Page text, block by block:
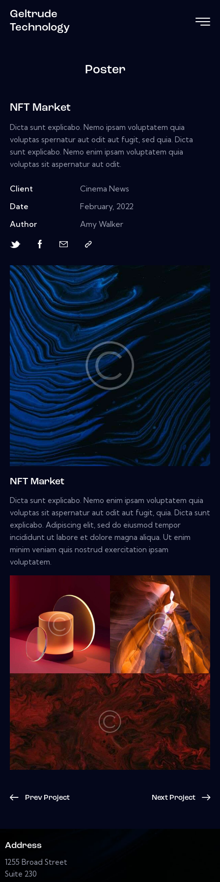
Geltrude
Technology
Poster
NFT Market
Dicta sunt explicabo. Nemo enim ipsam voluptatem quia
voluptas sit aspernatur aut odit aut fugit, quia. Dicta sunt
explicabo. Adipiscing elit, sed do eiusmod tempor
incididunt ut labore et dolore magna aliqua. Ut enim
minim veniam quis nostrud exercitation ipsam
voluptatem.
NFT Market
Dicta sunt explicabo. Nemo ipsam voluptatem quia
voluptas spernatur aut odit aut fugit, sed quia. Dicta
sunt explicabo. Nemo enim ipsam voluptatem quia
voluptas sit aspernatur aut odit.
Client
Cinema News
Date
February, 2022
Author
Amy Walker
Prev Project Next Project
Address
1255 Broad Street
Suite 230